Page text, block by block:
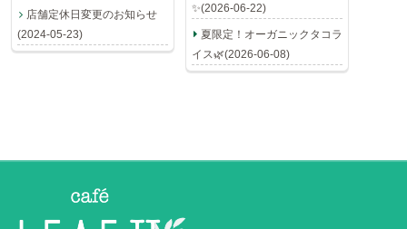
店舗定休日変更のお知らせ
(2024-05-23)
✨(2026-06-22)
夏限定！オーガニックタコラ
イス🌿(2026-06-08)